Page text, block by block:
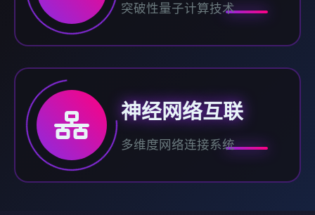
突破性量子计算技术
神经网络互联
多维度网络连接系统